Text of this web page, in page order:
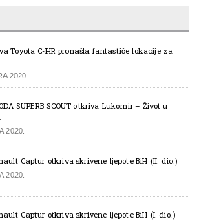
Toyota C-HR pronašla fantastiče lokacije za
2020.
SUPERB SCOUT otkriva Lukomir – Život u
2020.
Captur otkriva skrivene ljepote BiH (II. dio.)
2020.
Captur otkriva skrivene ljepote BiH (I. dio.)